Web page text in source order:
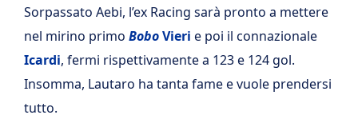
Sorpassato Aebi, l’ex Racing sarà pronto a mettere
nel mirino primo BoboVieri e poi il connazionale
Icardi, fermi rispettivamente a 123 e 124 gol.
Insomma, Lautaro ha tanta fame e vuole prendersi
tutto.